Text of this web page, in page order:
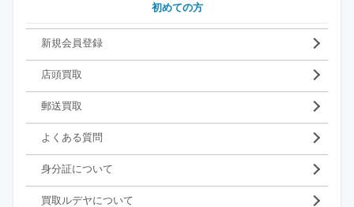
初めての方
新規会員登録
店頭買取
郵送買取
よくある質問
身分証について
買取ルデヤについて